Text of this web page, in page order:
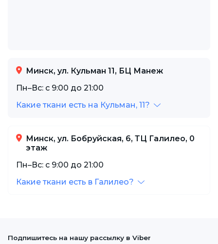
Минск, ул. Кульман 11, БЦ Манеж
Пн–Вс: с 9:00 до 21:00
Какие ткани есть на Кульман, 11?
Минск, ул. Бобруйская, 6, ТЦ Галилео, 0
этаж
Пн–Вс: с 9:00 до 21:00
Какие ткани есть в Галилео?
Подпишитесь на нашу рассылку в Viber